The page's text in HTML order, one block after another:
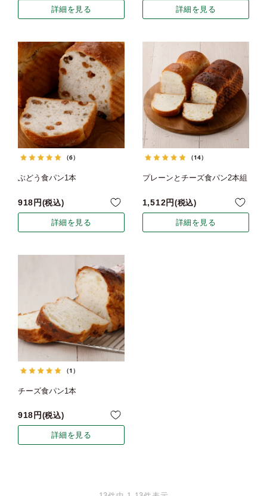
詳細を見る 詳細を見る
（6）
ぶどう食パン1本
918 税込
詳細を見る
（14）
プレーンとチーズ食パン2本組
1,512 税込
詳細を見る
（1）
チーズ食パン1本
918 税込
詳細を見る